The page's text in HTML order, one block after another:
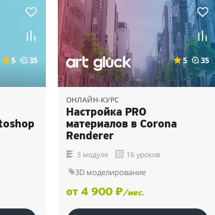
5 35 5 35
ОНЛАЙН-КУРС
Настройка PRO
материалов в Corona
Renderer
3 модуля 16 уроков
3D моделирование
от 4 900 ₽/мес.